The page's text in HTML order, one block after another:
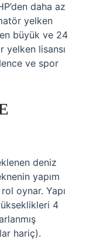
daha az
yelken
büyük ve 24
lisansı
ve spor
deniz
yapım
oynar. Yapı
4
hariç).